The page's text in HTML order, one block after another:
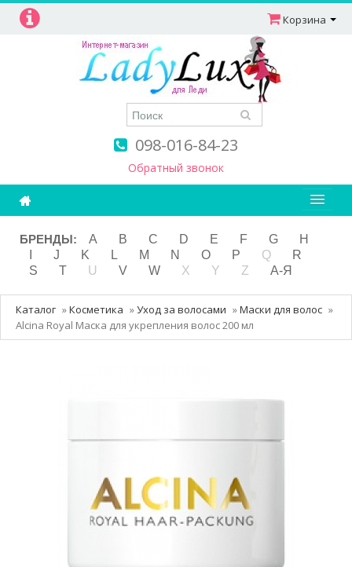
098-016-84-23
Обратный звонок
Корзина
Ароматерапия
Витамины
Детям и мамам
Косметика
БРЕНДЫ: A B C D E F G
H
J K L M N O P Q
R
S
T U V W X Y Z А-Я
Каталог »Косметика »Уход за волосами »Маски для волос »
Alcina Royal Маска для укрепления волос 200 мл